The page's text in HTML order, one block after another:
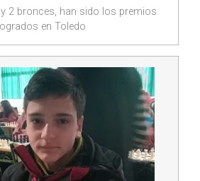
2 bronces, han sido los premios
logrados en Toledo